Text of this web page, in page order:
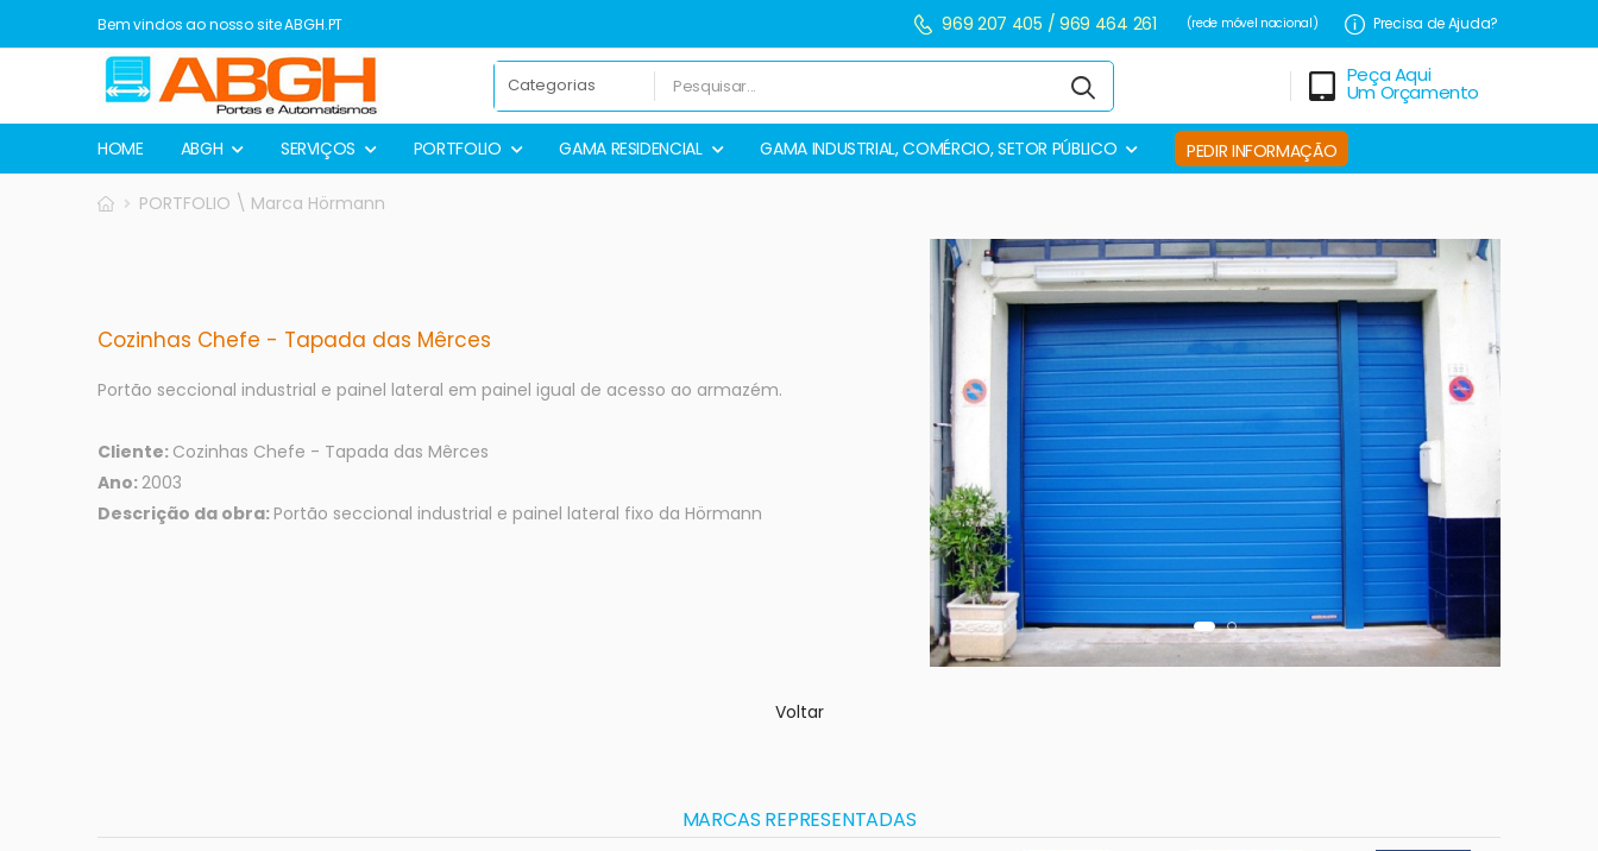
Bem vindos ao nosso site ABGH.PT 969 207 405 / 969 464 261 (rede móvel nacional) Precisa de Ajuda?
Peça Aqui
Um Orçamento
HOME ABGH SERVIÇOS PORTFOLIO GAMA RESIDENCIAL GAMA INDUSTRIAL, COMÉRCIO, SETOR PÚBLICO PEDIR INFORMAÇÃO
PORTFOLIO \ Marca Hörmann
Cozinhas Chefe - Tapada das Mêrces
Portão seccional industrial e painel lateral em painel igual de acesso ao armazém.
Cliente: Cozinhas Chefe - Tapada das Mêrces
Ano: 2003
Descrição da obra: Portão seccional industrial e painel lateral fixo da Hörmann
Voltar
MARCAS REPRESENTADAS